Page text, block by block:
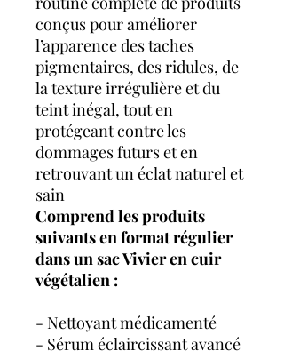
conçus pour améliorer
l’apparence des taches
pigmentaires, des ridules, de
la texture irrégulière et du
teint inégal, tout en
protégeant contre les
dommages futurs et en
retrouvant un éclat naturel et
sain
Comprend les produits
suivants en format régulier
dans un sac Vivier en cuir
végétalien :
- Nettoyant médicamenté
- Sérum éclaircissant avancé